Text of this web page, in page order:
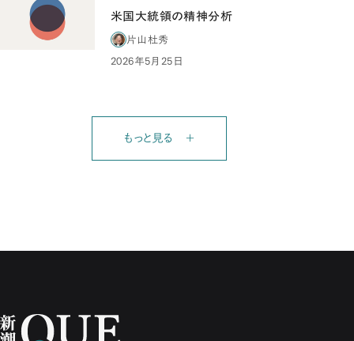
米国大統領の精神分析
片山杜秀
2026年5月25日
もっと見る ＋